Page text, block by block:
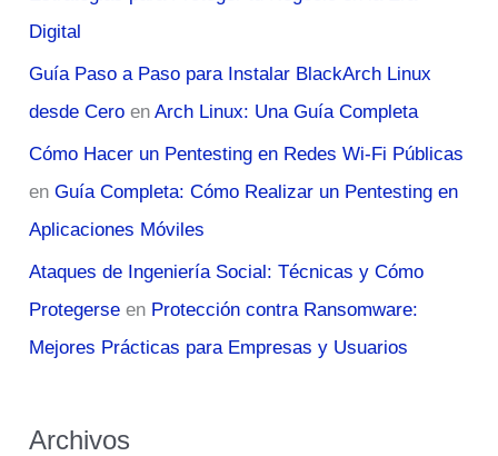
Digital
Guía Paso a Paso para Instalar BlackArch Linux
desde Cero enArch Linux: Una Guía Completa
Cómo Hacer un Pentesting en Redes Wi-Fi Públicas
enGuía Completa: Cómo Realizar un Pentesting en
Aplicaciones Móviles
Ataques de Ingeniería Social: Técnicas y Cómo
Protegerse en Protección contra Ransomware:
Mejores Prácticas para Empresas y Usuarios
Archivos